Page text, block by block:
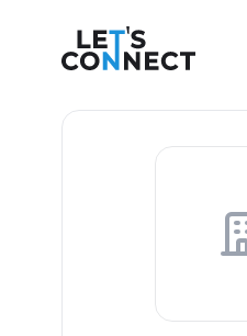
Let's Connect